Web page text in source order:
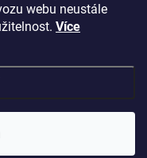
webu neustále
Více
práva vyhrazena.